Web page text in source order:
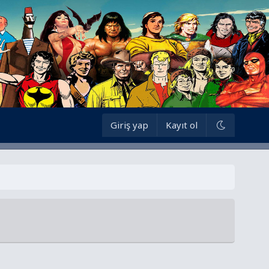
Giriş yap Kayıt ol